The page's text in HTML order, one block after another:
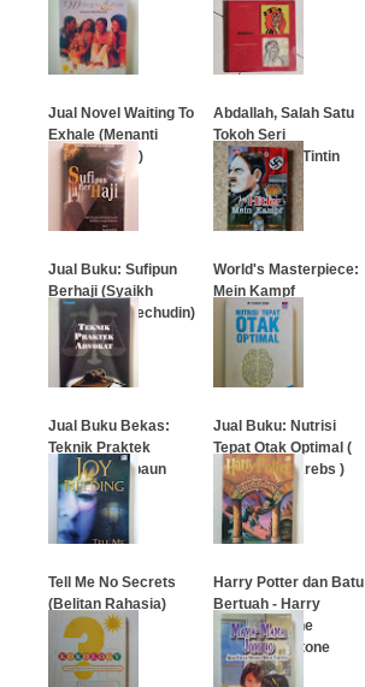
Jual Novel Waiting To
Exhale (Menanti
Kebahagiaan)
Abdallah, Salah Satu
Tokoh Seri
Petualangan Tintin
…
Jual Buku: Sufipun
Berhaji (Syaikh
Achmad Syaechudin)
…
World's Masterpiece:
Mein Kampf
Jual Buku Bekas:
Teknik Praktek
Advokat, Ropaun
Rambe
…
Jual Buku: Nutrisi
Tepat Otak Optimal (
Dr. Charles Krebs )
…
Tell Me No Secrets
(Belitan Rahasia)
…
Harry Potter dan Batu
Bertuah - Harry
Potter and The
Sorcerer's Stone